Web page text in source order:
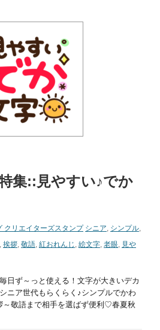
集::見やすい♪でか
クリエイターズスタンプ シニア, シンプル,
, 挨拶, 敬語, 紅おれんじ , 絵文字, 老眼, 見や
日ず～っと使える！文字が大きいデカ
ニア世代もらくらく♪シンプルでかわ
敬語まで相手を選ばず便利♡春夏秋